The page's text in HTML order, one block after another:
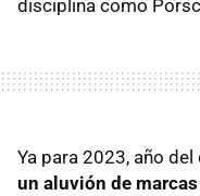
disciplina como
Ya para 2023, año
un aluvión de marcas